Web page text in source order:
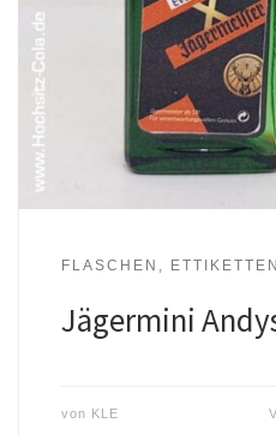
FLASCHEN, ETTIKETTEN
Jägermini
von KLE